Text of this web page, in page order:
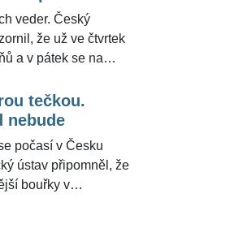
z
doplnili,
silnou vlnu veder
veder. Český
že už ve čtvrtek
a v pátek se na
až velmi silnou
teplotami,
energetiku i
portálu
doplnili, že
výrazně lišit mezi
tečkou.
nebude
počasí v Česku
ústav připomněl, že
bouřky v